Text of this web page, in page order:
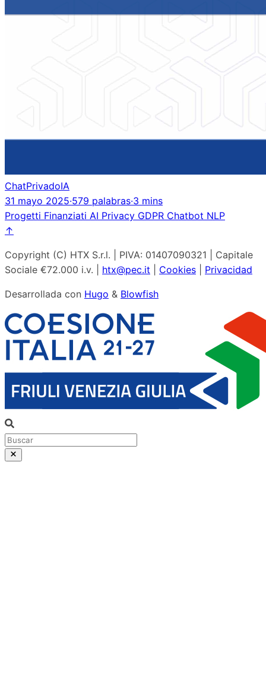
ChatPrivadoIA
31 mayo 2025·579 palabras·3 mins
Progetti Finanziati AI Privacy GDPR Chatbot NLP
↑
Copyright (C) HTX S.r.l. | PIVA: 01407090321 | Capitale
Sociale €72.000 i.v. | htx@pec.it Cookies Privacidad
Desarrollada con Hugo & Blowfish